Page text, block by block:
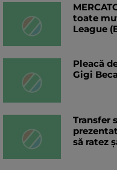
toate
League
Pleacă
Gigi
Transfer
să ratez